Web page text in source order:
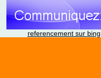
referencement sur bing